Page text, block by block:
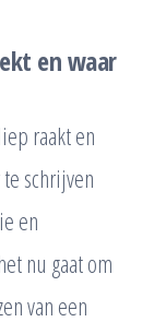
en waar
raakt en
schrijven
en
nu gaat om
van een